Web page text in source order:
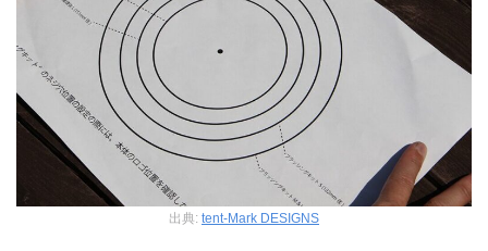
出典: tent-Mark DESIGNS